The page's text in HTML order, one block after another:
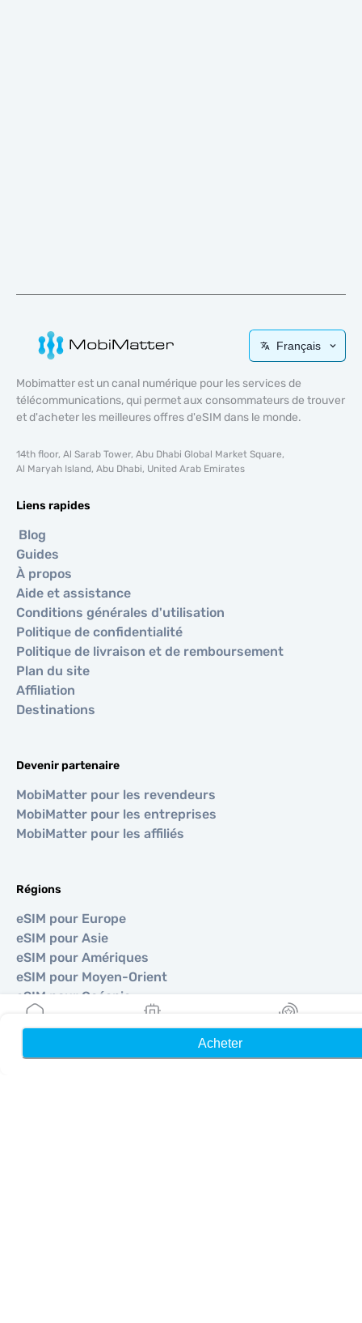
Acheter
Français
Mobimatter est un canal numérique pour les services de
télécommunications, qui permet aux consommateurs de trouver
et d'acheter les meilleures offres d'eSIM dans le monde.
14th floor, Al Sarab Tower, Abu Dhabi Global Market Square,
Al Maryah Island, Abu Dhabi, United Arab Emirates
Liens rapides
Blog
Guides
À propos
Aide et assistance
Conditions générales d'utilisation
Politique de confidentialité
Politique de livraison et de remboursement
Plan du site
Affiliation
Destinations
Devenir partenaire
MobiMatter pour les revendeurs
MobiMatter pour les entreprises
MobiMatter pour les affiliés
Régions
eSIM pour Europe
eSIM pour Asie
eSIM pour Amériques
eSIM pour Moyen-Orient
eSIM pour Océanie
eSIM pour Afrique